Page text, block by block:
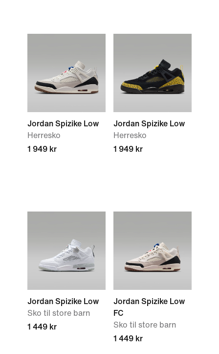
Jordan Spizike Low
Herresko
1 949 kr
Jordan Spizike Low
Herresko
1 949 kr
Jordan Spizike Low
Sko til store barn
1 449 kr
Jordan Spizike Low
FC
Sko til store barn
1 449 kr